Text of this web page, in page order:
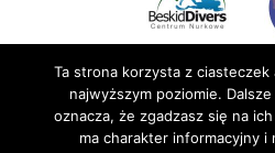
Ta strona korzysta z ciasteczek
najwyższym poziomie.
oznacza, że zgadzasz się na
ma charakter informacyjny